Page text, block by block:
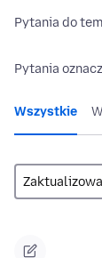
Pytania do
Pytania
Wszystkie